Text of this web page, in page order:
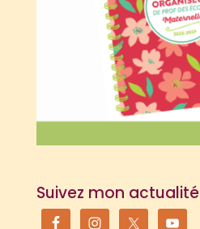
Suivez mon actualité